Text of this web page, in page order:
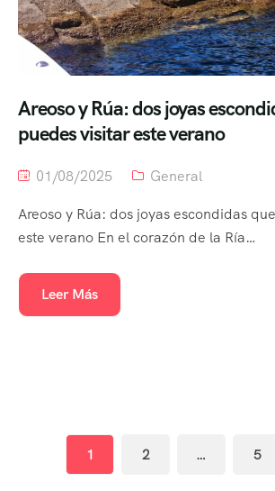
Areoso y Rúa: dos joyas
puedes visitar este verano
01/08/2025
General
Areoso y Rúa: dos joyas escondidas
este verano En el corazón de la Ría…
Leer Más
1 2 … 5